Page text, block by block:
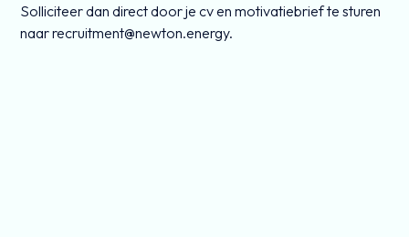
Solliciteer dan direct door je cv en motivatiebrief te sturen
naar recruitment@newton.energy.